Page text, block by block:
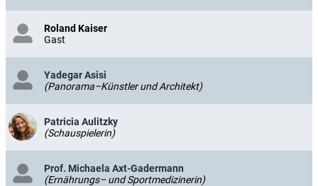
Roland Kaiser
Gast
Yadegar Asisi
(Panorama–Künstler und Architekt)
Patricia Aulitzky
(Schauspielerin)
Prof. Michaela Axt-Gadermann
(Ernährungs– und Sportmedizinerin)